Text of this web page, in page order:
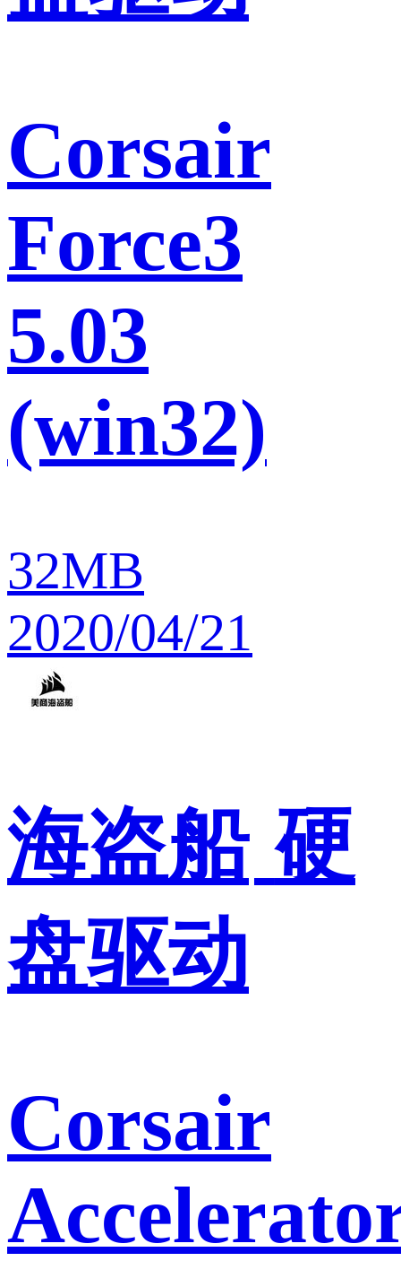
Corsair
Force3
5.03
(win32)
32MB
2020/04/21
海盗船 硬
盘驱动
Corsair